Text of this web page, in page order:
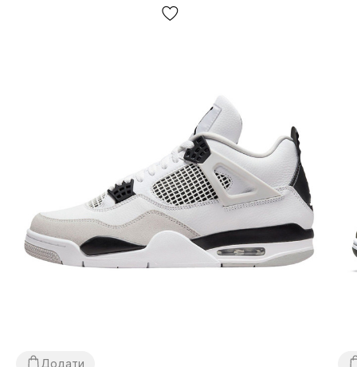
відмовтесь від посили,
Як визначити розмір кросівок?
Будь ласка, дотримуйтесь цих вказівок та будьте певні,
що кросівки однозначно Вам підійдуть. При виборі
розміру будь-яких інших кросівок Джордан в першу
чергу необхідно оперувати довжиною стопи (детальні
де у кожного розміру вказано скільки сантиметрів за
Додати